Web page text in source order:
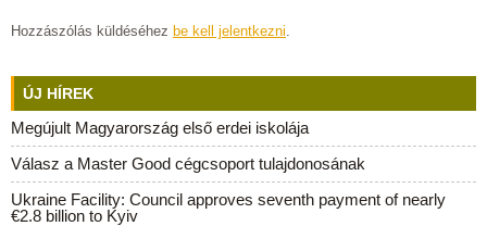
Hozzászólás küldéséhez be kell jelentkezni.
ÚJ HÍREK
Megújult Magyarország első erdei iskolája
Válasz a Master Good cégcsoport tulajdonosának
Ukraine Facility: Council approves seventh payment of nearly
€2.8 billion to Kyiv